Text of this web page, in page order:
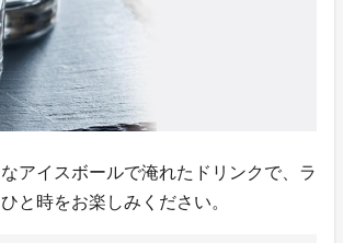
アイスボールで淹れたドリンクで、ラ
と時をお楽しみください。